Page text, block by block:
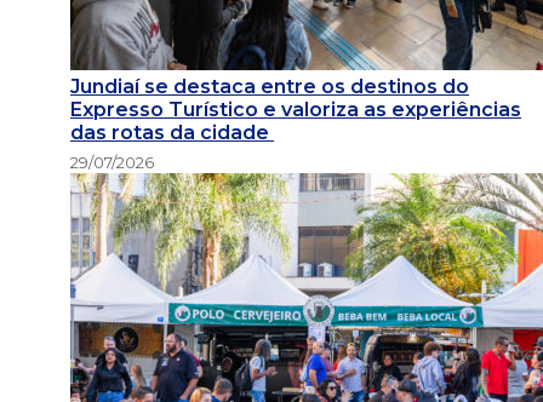
Jundiaí se destaca entre os destinos do
Expresso Turístico e valoriza as experiências
das rotas da cidade
29/07/2026